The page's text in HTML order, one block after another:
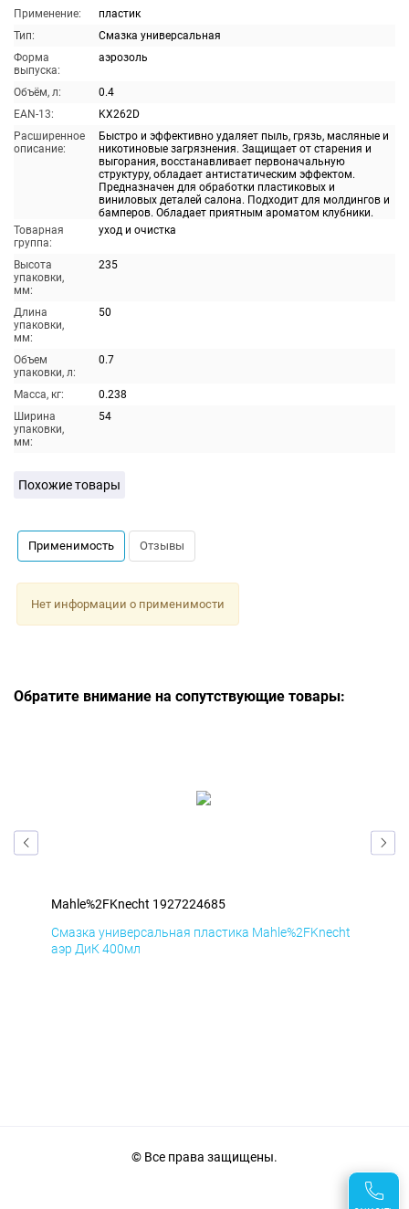
Применение:
пластик
Тип:
Смазка универсальная
Форма
выпуска:
аэрозоль
Объём, л:
0.4
EAN-13:
KX262D
Расширенное
описание:
Быстро и эффективно удаляет пыль, грязь, масляные и
никотиновые загрязнения. Защищает от старения и
выгорания, восстанавливает первоначальную
структуру, обладает антистатическим эффектом.
Предназначен для обработки пластиковых и
виниловых деталей салона. Подходит для молдингов и
бамперов. Обладает приятным ароматом клубники.
Товарная
группа:
уход и очистка
Высота
упаковки,
мм:
235
Длина
упаковки,
мм:
50
Объем
упаковки, л:
0.7
Масса, кг:
0.238
Ширина
упаковки,
мм:
54
Похожие товары
Применимость Отзывы
Нет информации о применимости
Обратите внимание на сопутствующие товары:
Mahle%2FKnecht 1927224685
Смазка универсальная пластика Mahle%2FKnecht
аэр ДиК 400мл
© Все права защищены.